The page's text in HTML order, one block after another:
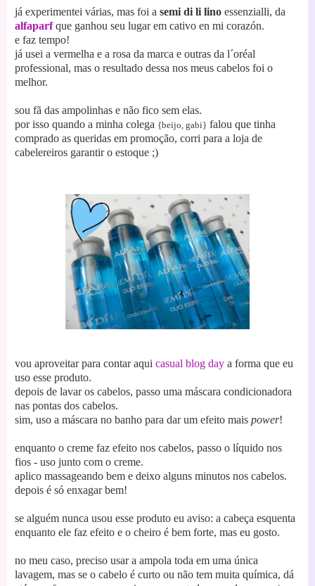
já experimentei várias, mas foi a semi di li lino essenzialli, da
alfaparfque ganhou seu lugar em cativo en mi corazón.
e faz tempo!
já usei a vermelha e a rosa da marca e outras da l´oréal
professional, mas o resultado dessa nos meus cabelos foi o
melhor.
sou fã das ampolinhas e não fico sem elas.
por isso quando a minha colega {beijo, gabi} falou que tinha
comprado as queridas em promoção, corri para a loja de
cabelereiros garantir o estoque ;)
vou aproveitar para contar aqui casual blog day a forma que eu
uso esse produto.
depois de lavar os cabelos, passo uma máscara condicionadora
nas pontas dos cabelos.
sim, uso a máscara no banho para dar um efeito mais power!
enquanto o creme faz efeito nos cabelos, passo o líquido nos
fios - uso junto com o creme.
aplico massageando bem e deixo alguns minutos nos cabelos.
depois é só enxagar bem!
se alguém nunca usou esse produto eu aviso: a cabeça esquenta
enquanto ele faz efeito e o cheiro é bem forte, mas eu gosto.
no meu caso, preciso usar a ampola toda em uma única
lavagem, mas se o cabelo é curto ou não tem muita química, dá